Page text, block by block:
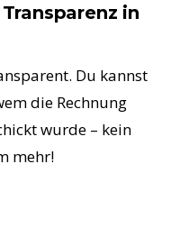
in
Du kannst
die Rechnung
wurde – kein
mehr!